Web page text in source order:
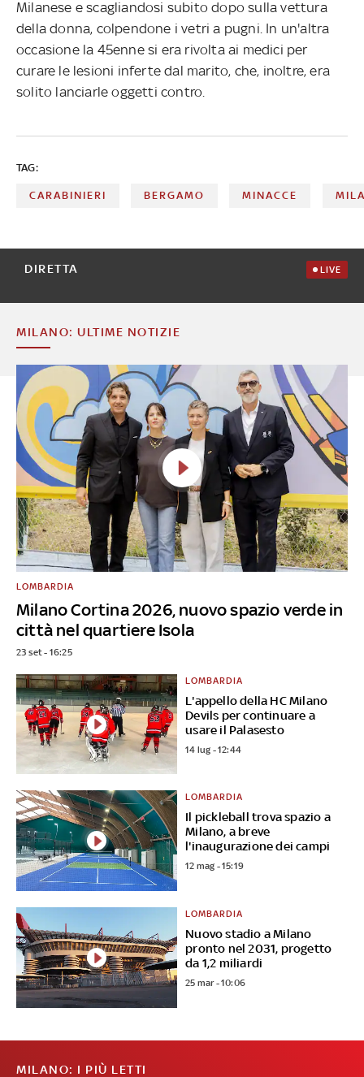
Milanese e scagliandosi subito dopo sulla vettura
della donna, colpendone i vetri a pugni. In un'altra
occasione la 45enne si era rivolta ai medici per
curare le lesioni inferte dal marito, che, inoltre, era
solito lanciarle oggetti contro.
TAG:
CARABINIERI BERGAMO MINACCE
DIRETTA LIVE
MILANO: ULTIME NOTIZIE
Milano Cortina 2026, nuovo spazio verde in
città nel quartiere Isola
LOMBARDIA
23 set - 16:25
L'appello della HC Milano
Devils per continuare a
usare il Palasesto
LOMBARDIA
14 lug - 12:44
Il pickleball trova spazio a
Milano, a breve
l'inaugurazione dei campi
LOMBARDIA
12 mag - 15:19
Nuovo stadio a Milano
pronto nel 2031, progetto
da 1,2 miliardi
LOMBARDIA
25 mar - 10:06
MILANO: I PIÙ LETTI